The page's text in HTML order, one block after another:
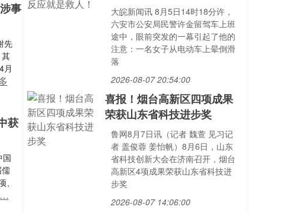
事
先
月
获
国
大皖新闻讯 8月5日14时18分许，
六安市公安局民警许金留驾车上班
途中，眼前突发的一幕引起了他的
注意：一名女子从电动车上晕倒滑
落
2026-08-07 20:54:00
喜报！烟台高新区四项成果
荣获山东省科技进步奖
鲁网8月7日讯（记者 魏萱 见习记
者 盖俊蓉 姜怡帆）8月6日，山东
省科技创新大会在济南召开，烟台
高新区4项成果荣获山东省科技进
步奖
2026-08-07 14:06:00